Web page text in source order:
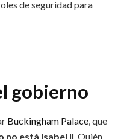
de seguridad para
gobierno
Buckingham Palace, que
no está Isabel II. Quién